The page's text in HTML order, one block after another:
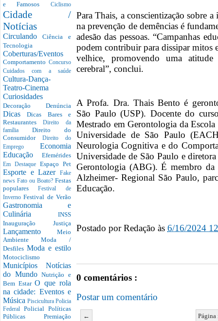
e Famosos Ciclismo
Cidade /
Notícias
CirculandoCiência e
Tecnologia
Coberturas/Eventos
Comportamento Concurso
Cuidados com a saúde
Cultura-Dança-
Teatro-Cinema
Curiosidades
Decoração Denúncia
DicasDicas Bares e
RestaurantesDireito da
família Direito do
Consumidor Direito do
Emprego Economia
Educação Efemérides
Em Destaque Espaço Pet
Esporte e Lazer
Fake
news Fato ou Boato? Festas
popularesFestival de
InvernoFestival de Verão
Gastronomia e
Culinária INSS
Inauguração Justiça
Lançamento Meio
AmbienteModa /
Desfiles Moda e estilo
Motociclismo
Municípios Notícias
do MundoNutrição e
Bem EstarO que rola
na cidade: Eventos e
Música Piscicultura Policia
Federal Policial Políticas
Públicas Premiação
Para Thais, a conscientização sobre
na prevenção de demências é
adesão das pessoas. “Campanhas
podem contribuir para dissipar mitos
velhice, promovendo uma
cerebral”, conclui.
A Profa. Dra. Thais Bento é
São Paulo (USP). Docente do
Mestrado em Gerontologia da
Universidade de São Paulo
Neurologia Cognitiva e do
Universidade de São Paulo e
Gerontologia (ABG). É membro da
Alzheimer- Regional São Paulo,
Educação.
Postado porRedação às 6/16/2024
0 comentários :
Postar um comentário
←